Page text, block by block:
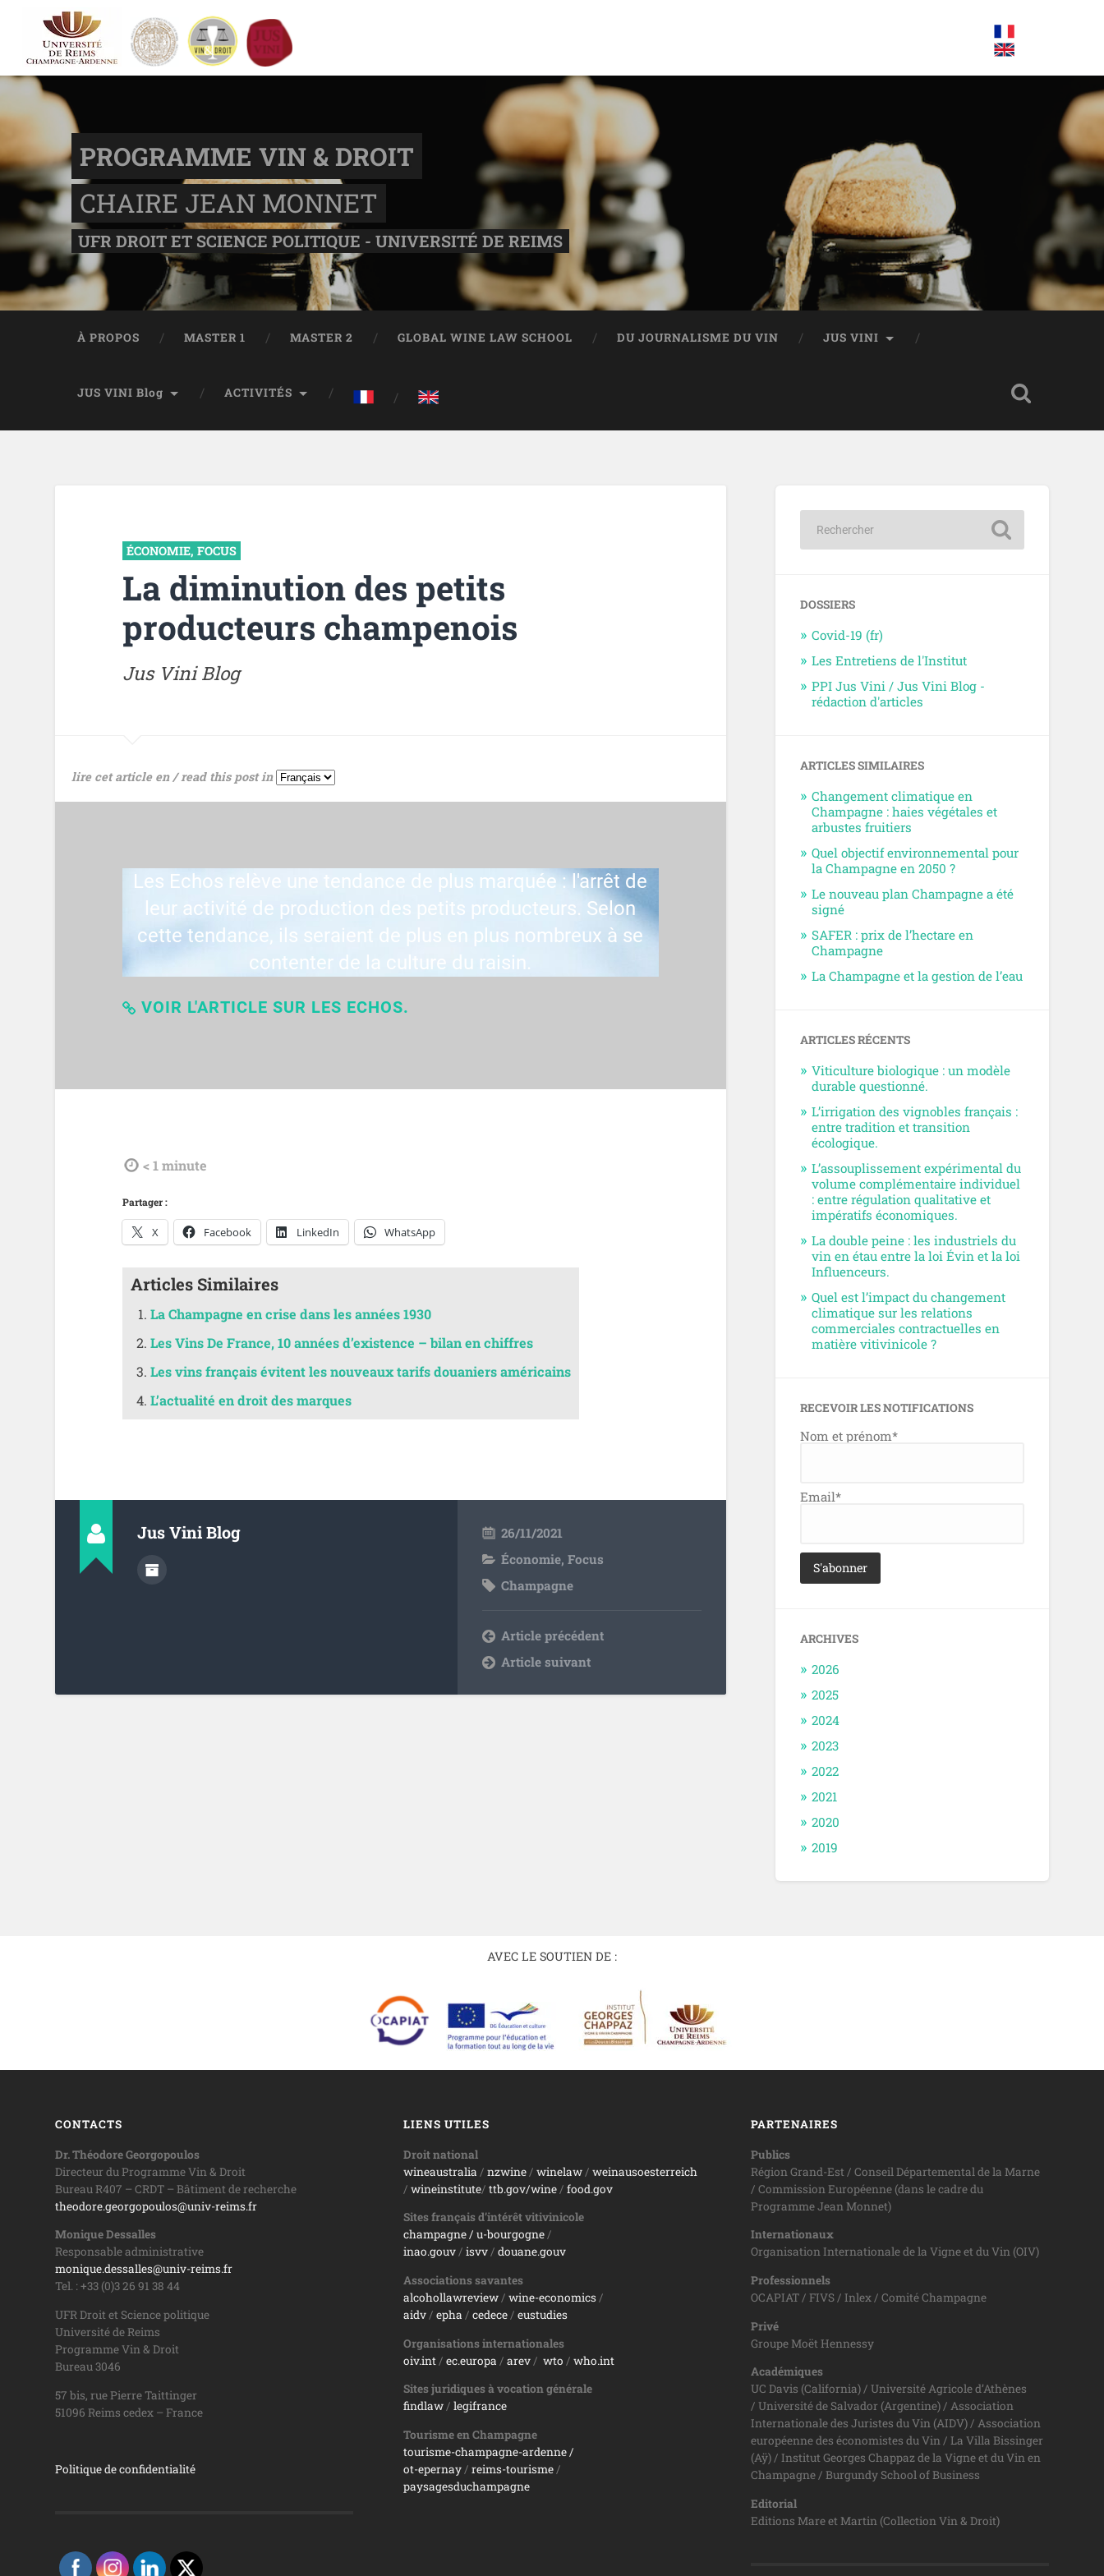
PROGRAMME VIN & DROIT
CHAIRE JEAN MONNET
UFR DROIT ET SCIENCE POLITIQUE - UNIVERSITÉ DE REIMS
À PROPOS MASTER 1 MASTER 2 GLOBAL WINE LAW SCHOOL DU JOURNALISME DU VIN JUS VINI
JUS VINI Blog ACTIVITÉS
ÉCONOMIE, FOCUS
La diminution des petits
producteurs champenois
Jus Vini Blog
lire cet article en / read this post in
Les Echos relève une tendance de plus marquée : l'arrêt de
leur activité de production des petits producteurs. Selon
cette tendance, ils seraient de plus en plus nombreux à se
contenter de la culture du raisin.
VOIR L'ARTICLE SUR LES ECHOS.
tdl < 1minute
Partager :
X Facebook LinkedIn WhatsApp
Articles Similaires
La Champagne en crise dans les années 1930
Les Vins De France, 10 années d’existence – bilan en chiffres
Les vins français évitent les nouveaux tarifs douaniers américains
L’actualité en droit des marques
Jus Vini Blog
26/11/2021
Économie,Focus
Champagne
Article précédent
Article suivant
DOSSIERS
Covid-19 (fr)
Les Entretiens de l'Institut
PPI Jus Vini / Jus Vini Blog -
rédaction d'articles
ARTICLES SIMILAIRES
Changement climatique en
Champagne : haies végétales et
arbustes fruitiers
Quel objectif environnemental pour
la Champagne en 2050 ?
Le nouveau plan Champagne a été
signé
SAFER : prix de l’hectare en
Champagne
La Champagne et la gestion de l’eau
ARTICLES RÉCENTS
Viticulture biologique : un modèle
durable questionné.
L’irrigation des vignobles français :
entre tradition et transition
écologique.
L’assouplissement expérimental du
volume complémentaire individuel
: entre régulation qualitative et
impératifs économiques.
La double peine : les industriels du
vin en étau entre la loi Évin et la loi
Influenceurs.
Quel est l’impact du changement
climatique sur les relations
commerciales contractuelles en
matière vitivinicole ?
RECEVOIR LES NOTIFICATIONS
Nom et prénom*
Email*
ARCHIVES
2026
2025
2024
2023
2022
2021
2020
2019
AVEC LE SOUTIEN DE :
CONTACTS
Dr. Théodore Georgopoulos
Directeur du Programme Vin & Droit
Bureau R407 – CRDT – Bâtiment de recherche
theodore.georgopoulos@univ-reims.fr
Monique Dessalles
Responsable administrative
monique.dessalles@univ-reims.fr
Tel. : +33 (0)3 26 91 38 44
UFR Droit et Science politique
Université de Reims
Programme Vin & Droit
Bureau 3046
57 bis, rue Pierre Taittinger
51096 Reims cedex – France
Politique de confidentialité
LIENS UTILES
Droit national
wineaustralia / nzwine/ winelaw/ weinausoesterreich
/ wineinstitute/ ttb.gov/wine/ food.gov
Sites français d’intérêt vitivinicole
champagne/ u-bourgogne/
inao.gouv/ isvv/ douane.gouv
Associations savantes
alcohollawreview/ wine-economics/
aidv/ epha / cedece/ eustudies
Organisations internationales
oiv.int/ ec.europa / arev/ wto / who.int
Sites juridiques à vocation générale
findlaw/ legifrance
Tourisme en Champagne
tourisme-champagne-ardenne /
ot-epernay/ reims-tourisme/
paysagesduchampagne
PARTENAIRES
Publics
Région Grand-Est / Conseil Départemental de la Marne
/ Commission Européenne (dans le cadre du
Programme Jean Monnet)
Internationaux
Organisation Internationale de la Vigne et du Vin (OIV)
Professionnels
OCAPIAT / FIVS / Inlex / Comité Champagne
Privé
Groupe Moët Hennessy
Académiques
UC Davis (California) / Université Agricole d’Athènes
/ Université de Salvador (Argentine) / Association
Internationale des Juristes du Vin (AIDV) / Association
européenne des économistes du Vin / La Villa Bissinger
(Aÿ) / Institut Georges Chappaz de la Vigne et du Vin en
Champagne / Burgundy School of Business
Editorial
Editions Mare et Martin (Collection Vin & Droit)